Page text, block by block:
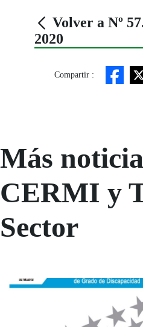
Volver a Nº
2020
Compartir :
Más
CERMI y
Sector